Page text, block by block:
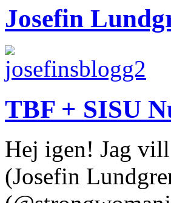
Josefin
TBF + SISU
Hej igen! Jag
(Josefin